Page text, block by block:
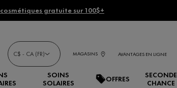
gratuite sur 100$+
C$ - CA (FR) MAGASINS AVANTAGES EN LIGNE
SOINS
SOLAIRES
OFFRES
SECONDE
CHANCE